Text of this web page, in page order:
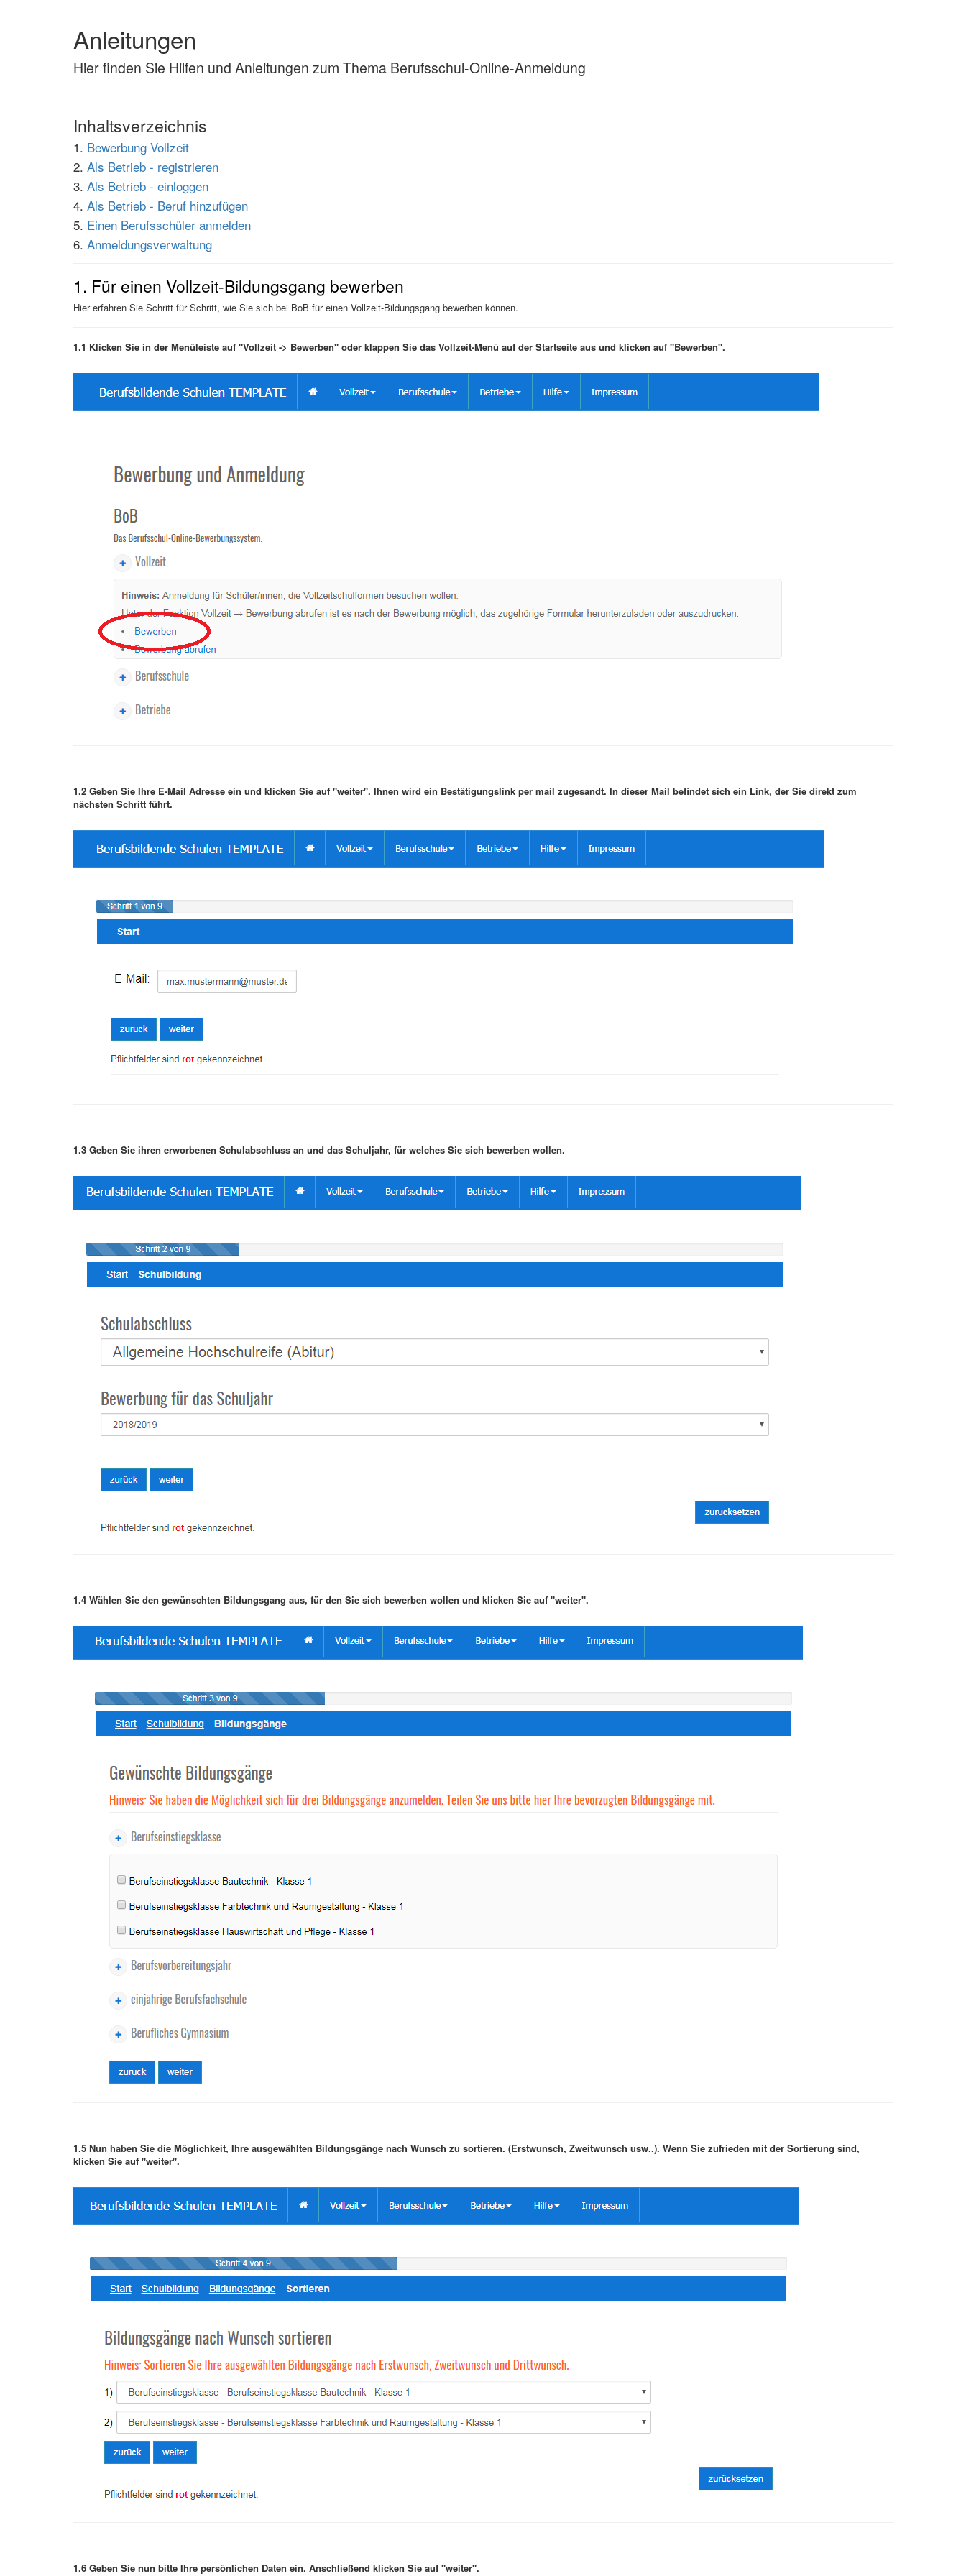
Anleitungen
Hier finden Sie Hilfen und Anleitungen zum Thema Berufsschul-Online-Anmeldung
Inhaltsverzeichnis
1. Bewerbung Vollzeit
2. Als Betrieb - registrieren
3. Als Betrieb - einloggen
4. Als Betrieb - Beruf hinzufügen
5. Einen Berufsschüler anmelden
6. Anmeldungsverwaltung
1. Für einen Vollzeit-Bildungsgang bewerben
Hier erfahren Sie Schritt für Schritt, wie Sie sich bei BoB für einen Vollzeit-Bildungsgang bewerben können.
1.1 Klicken Sie in der Menüleiste auf "Vollzeit -> Bewerben" oder klappen Sie das Vollzeit-Menü auf der Startseite aus und klicken auf "Bewerben".
1.2 Geben Sie Ihre E-Mail Adresse ein und klicken Sie auf "weiter". Ihnen wird ein Bestätigungslink per mail zugesandt. In dieser Mail befindet sich ein Link, der Sie direkt zum
nächsten Schritt führt.
1.3 Geben Sie ihren erworbenen Schulabschluss an und das Schuljahr, für welches Sie sich bewerben wollen.
1.4 Wählen Sie den gewünschten Bildungsgang aus, für den Sie sich bewerben wollen und klicken Sie auf "weiter".
1.5 Nun haben Sie die Möglichkeit, Ihre ausgewählten Bildungsgänge nach Wunsch zu sortieren. (Erstwunsch, Zweitwunsch usw..). Wenn Sie zufrieden mit der Sortierung sind,
klicken Sie auf "weiter".
1.6 Geben Sie nun bitte Ihre persönlichen Daten ein. Anschließend klicken Sie auf "weiter".